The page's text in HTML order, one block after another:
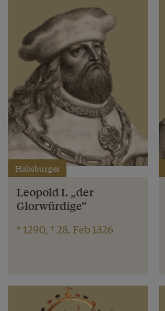
Habsburger
Leopold I. „der
Glorwürdige“
* 1290, † 28. Feb 1326